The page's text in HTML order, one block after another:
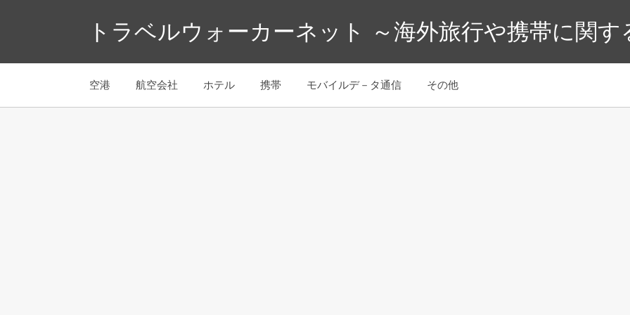
へ
トラベルウォーカーネット ～海外旅行や携帯に関す
空港 航空会社 ホテル 携帯 モバイルデ－タ通信 その他